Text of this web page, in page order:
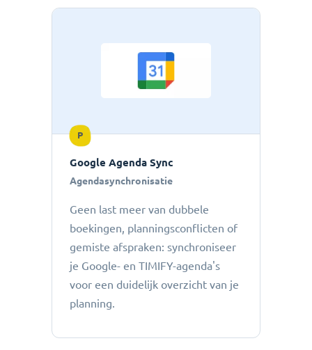
P
Google Agenda Sync
Agendasynchronisatie
Geen last meer van dubbele
boekingen, planningsconflicten of
gemiste afspraken: ​​synchroniseer
je Google- en TIMIFY-agenda's
voor een duidelijk overzicht van je
planning.